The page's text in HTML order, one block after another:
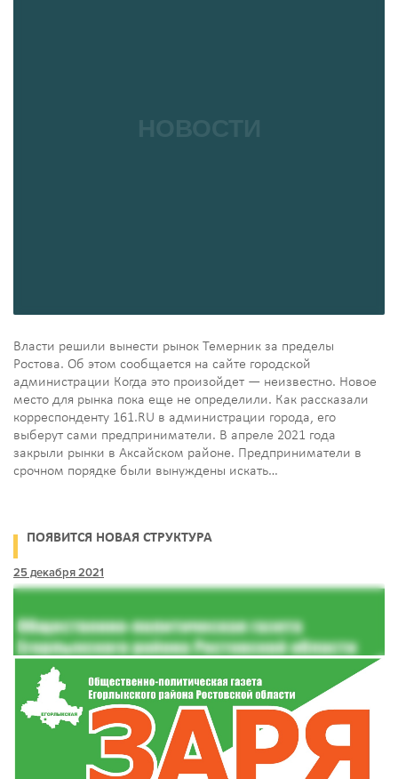
Власти решили вынести рынок Темерник за пределы
Ростова. Об этом сообщается на сайте городской
администрации Когда это произойдет — неизвестно. Новое
место для рынка пока еще не определили. Как рассказали
корреспонденту 161.RU в администрации города, его
выберут сами предприниматели. В апреле 2021 года
закрыли рынки в Аксайском районе. Предприниматели в
срочном порядке были вынуждены искать…
ПОЯВИТСЯ НОВАЯ СТРУКТУРА
25 декабря 2021